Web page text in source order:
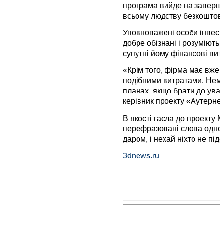
програма вийде на
всьому людству
Уповноважені особи
добре обізнані і
супутні йому фінансові
«Крім того, фірма має
подібними витратами.
планах, якщо брати до
керівник проекту
В якості гасла до
перефразовані слова
даром, і нехай ніхто не
3dnews.ru